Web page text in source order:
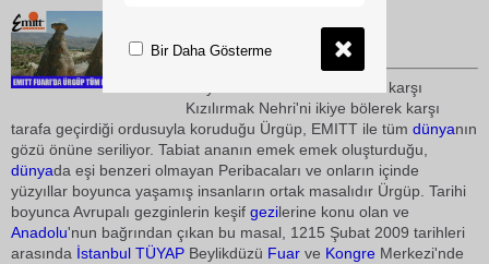
TURİZMİN SESİ
Lidya Kralı'nın Pers istilasına karşı
Kızılırmak Nehri'ni ikiye bölerek karşı
tarafa geçirdiği ordusuyla koruduğu Ürgüp, EMITT ile tüm dünyanın
gözü önüne seriliyor. Tabiat ananın emek emek oluşturduğu,
dünyada eşi benzeri olmayan Peribacaları ve onların içinde
yüzyıllar boyunca yaşamış insanların ortak masalıdır Ürgüp. Tarihi
boyunca Avrupalı gezginlerin keşif gezilerine konu olan ve
Anadolu'nun bağrından çıkan bu masal, 1215 Şubat 2009 tarihleri
arasında İstanbul TÜYAP Beylikdüzü Fuar ve Kongre Merkezi'nde
Bir Daha Gösterme